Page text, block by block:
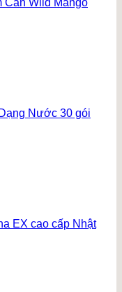
Cân Wild Mango
Nước 30 gói
EX cao cấp Nhật